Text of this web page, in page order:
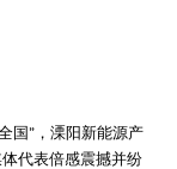
国”，溧阳新能源产
代表倍感震撼并纷